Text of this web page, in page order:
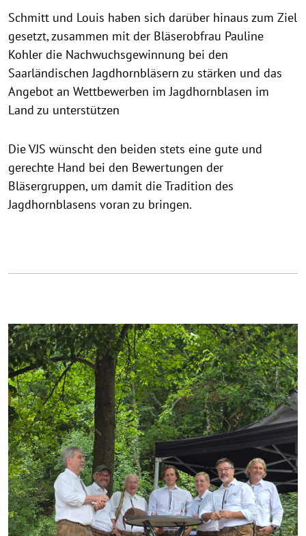
Schmitt und Louis haben sich darüber hinaus zum Ziel
gesetzt, zusammen mit der Bläserobfrau Pauline
Kohler die Nachwuchsgewinnung bei den
Saarländischen Jagdhornbläsern zu stärken und das
Angebot an Wettbewerben im Jagdhornblasen im
Land zu unterstützen
Die VJS wünscht den beiden stets eine gute und
gerechte Hand bei den Bewertungen der
Bläsergruppen, um damit die Tradition des
Jagdhornblasens voran zu bringen.